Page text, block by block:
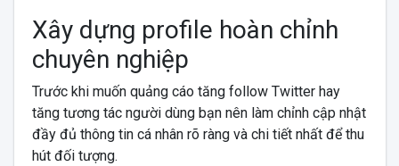
Xây dựng profile hoàn chỉnh
chuyên nghiệp
Trước khi muốn quảng cáo tăng follow Twitter hay
tăng tương tác người dùng bạn nên làm chỉnh cập nhật
đầy đủ thông tin cá nhân rõ ràng và chi tiết nhất để thu
hút đối tượng.